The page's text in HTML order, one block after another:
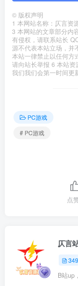
© 版权声明
1 本网站名称：仄言资
3 本网站的文章部分内
有侵权，请联系站长
源不代表本站立场，并
本站一律禁止以任何方
请向站长举报 6 本站
我们我们会第一时间更
PC游戏
# PC游戏
点
仄言